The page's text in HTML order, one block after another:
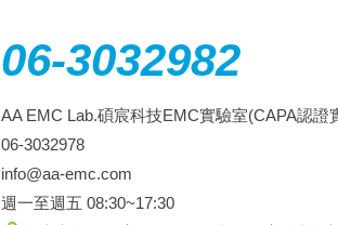
06-3032982
AA EMC Lab.碩宸科技EMC實驗室(CAPA認證
06-3032978
info@aa-emc.com
週一至週五 08:30~17:30